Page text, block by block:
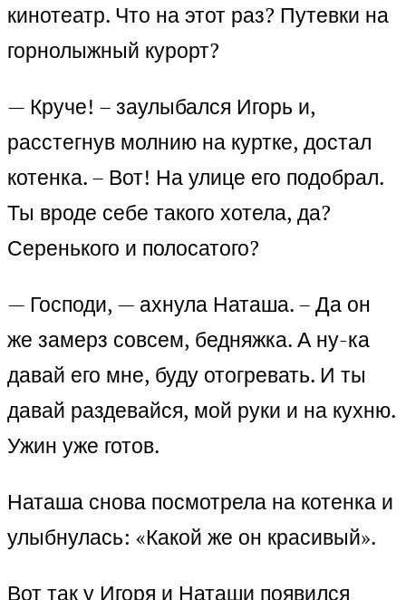
кинотеатр. Что на этот раз? Путевки на
горнолыжный курорт?
— Круче! – заулыбался Игорь и,
расстегнув молнию на куртке, достал
котенка. – Вот! На улице его подобрал.
Ты вроде себе такого хотела, да?
Серенького и полосатого?
— Господи, — ахнула Наташа. – Да он
же замерз совсем, бедняжка. А ну-ка
давай его мне, буду отогревать. И ты
давай раздевайся, мой руки и на кухню.
Ужин уже готов.
Наташа снова посмотрела на котенка и
улыбнулась: «Какой же он красивый».
Вот так у Игоря и Наташи появился